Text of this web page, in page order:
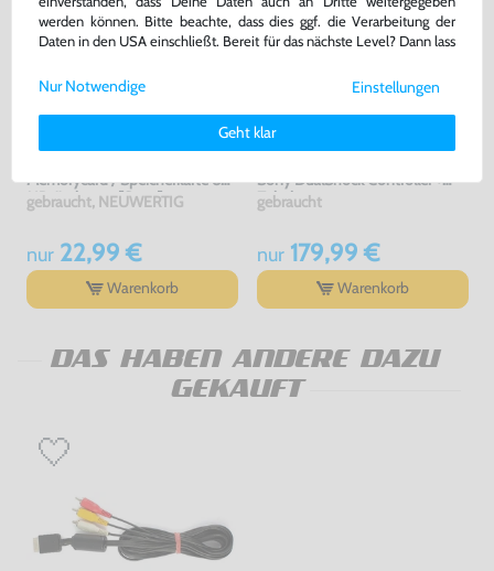
Memorycard / Speicherkarte 8
MB #schwarz [Sony]
gebraucht, NEUWERTIG
nur22,99 €
Warenkorb
Sony DualShock Controller +
Zubehör
gebraucht
nur179,99 €
Warenkorb
DAS HABEN ANDERE DAZU
GEKAUFT
werden können. Bitte beachte, dass dies ggf. die Verarbeitung der
Daten in den USA einschließt. Bereit für das nächste Level? Dann lass
Weitere Informationen zu den von uns verwendeten Cookies und
Deinen Rechten als Nutzer findest Du in unsererDaten­schutz­
Impressum.
Einstellungen
Geht klar
Nur Notwendige